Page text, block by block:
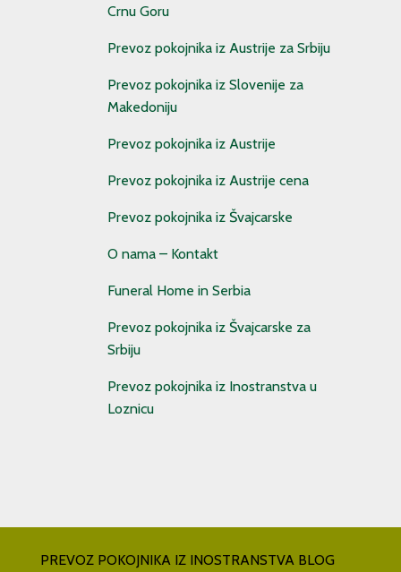
Crnu Goru
Prevoz pokojnika iz Austrije za Srbiju
Prevoz pokojnika iz Slovenije za
Makedoniju
Prevoz pokojnika iz Austrije
Prevoz pokojnika iz Austrije cena
Prevoz pokojnika iz Švajcarske
O nama – Kontakt
Funeral Home in Serbia
Prevoz pokojnika iz Švajcarske za
Srbiju
Prevoz pokojnika iz Inostranstva u
Loznicu
PREVOZ POKOJNIKA IZ INOSTRANSTVA BLOG